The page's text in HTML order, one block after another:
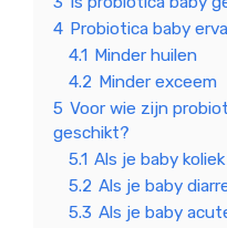
4 Probiotica baby
4.1 Minder huilen
4.2 Minder exceem
5 Voor wie zijn
geschikt?
5.1 Als je baby
5.2 Als je baby
5.3 Als je baby